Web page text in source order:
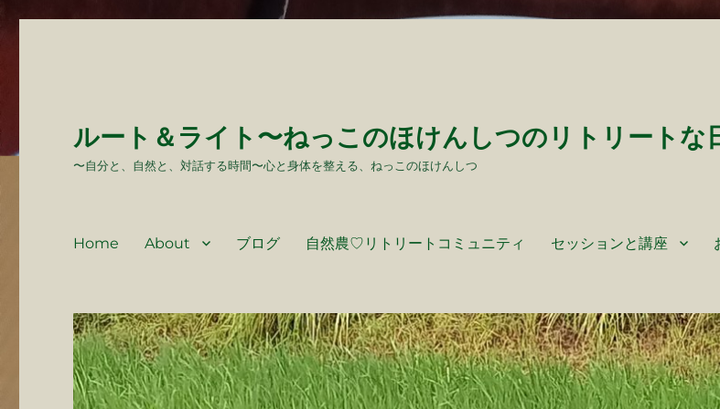
ルート＆ライト〜ねっこのほけんしつのリトリートな
〜自分と、自然と、対話する時間〜心と身体を整える、ねっこのほけんしつ
Home About ブログ 自然農♡リトリートコミュニティ セッションと講座